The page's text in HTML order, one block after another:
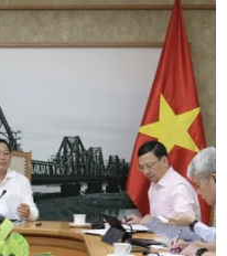
Jango và IMDB.
Laurence Seberini
này, chúngtôi muốn
dùng mới trong thị
tính bảng cao
trước đó. Một loạt
như mức giá thấp